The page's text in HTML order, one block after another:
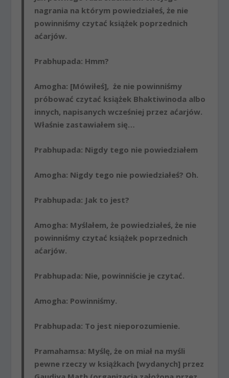
nagrania na którym powiedziałeś, że nie
powinniśmy czytać książek poprzednich
aćarjów.
Prabhupada: Hmm?
Amogha: [Mówiłeś], że nie powinniśmy
próbować czytać książek Bhaktiwinoda albo
innych, napisanych wcześniej przez aćarjów.
Właśnie zastawiałem się…
Prabhupada: Nigdy tego nie powiedziałem
Amogha: Nigdy tego nie powiedziałeś? Oh.
Prabhupada: Jak to jest?
Amogha: Myślałem, że powiedziałeś, że nie
powinniśmy czytać książek poprzednich
aćarjów.
Prabhupada: Nie, powinniście je czytać.
Amogha: Powinniśmy.
Prabhupada: To jest nieporozumienie.
Pramahamsa: Myślę, że on miał na myśli
pewne rzeczy w książkach [wydanych] przez